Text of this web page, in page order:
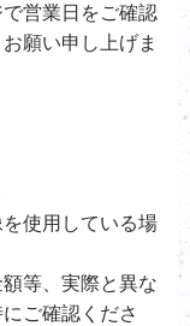
営業日をご確認
願い申し上げま
使用している場
等、実際と異な
ご確認くださ